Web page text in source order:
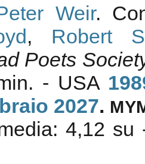
Weir.
, Robert
Poets
- USA
2027.
4,12 su